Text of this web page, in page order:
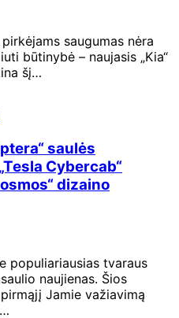
saugumas nėra
būtinybė – naujasis „Kia“
šį…
saulės
Cybercab“
dizaino
populiariausias tvaraus
naujienas. Šios
Jamie važiavimą